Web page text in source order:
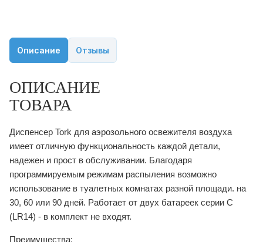
Описание Отзывы
ОПИСАНИЕ
ТОВАРА
Диспенсер Tork для аэрозольного освежителя воздуха
имеет отличную функциональность каждой детали,
надежен и прост в обслуживании. Благодаря
программируемым режимам распыления возможно
использование в туалетных комнатах разной площади. на
30, 60 или 90 дней. Работает от двух батареек серии С
(LR14) - в комплект не входят.
Преимущества: